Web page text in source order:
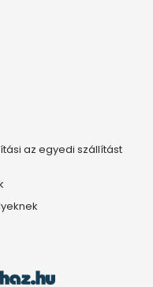
az egyedi szállítást